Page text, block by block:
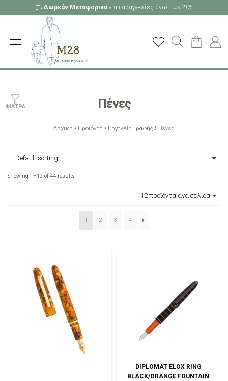
Δωρεάν Μεταφορικάγια παραγγελίες άνω των 20€
Πένες
Αρχική › Προϊόντα › Εργαλεία Γραφής › Πένες
ΦΊΛΤΡΑ
Showing 1–12 of 44 results
1 2 3 4
DIPLOMAT ELOX RING
BLACK/ORANGE FOUNTAIN